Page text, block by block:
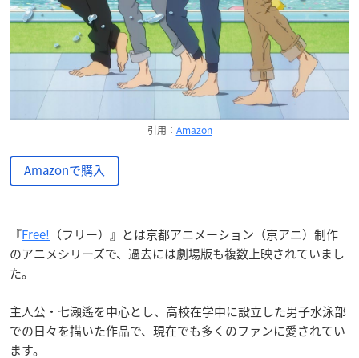
引用： Amazon
Amazonで購入
『Free! （フリー）』とは京都アニメーション（京アニ）制作
のアニメシリーズで、過去には劇場版も複数上映されていまし
た。
主人公・七瀬遙を中心とし、高校在学中に設立した男子水泳部
での日々を描いた作品で、現在でも多くのファンに愛されてい
ます。